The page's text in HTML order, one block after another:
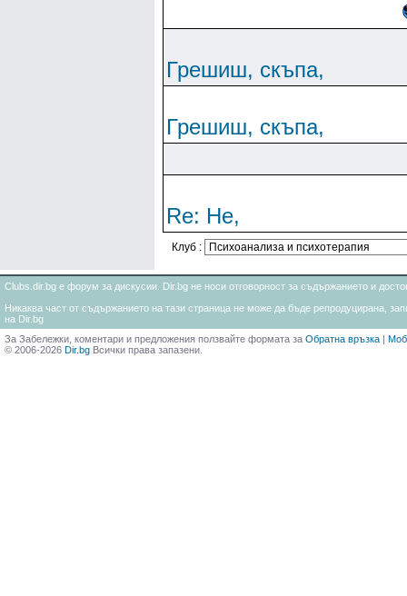
Грешиш, скъпа,
Грешиш, скъпа,
Re: Не,
Клуб :
Clubs.dir.bg е форум за дискусии. Dir.bg не носи отговорност за съдържанието и
Никаква част от съдържанието на тази страница не може да бъде репродуцирана,
на Dir.bg
За Забележки, коментари и предложения ползвайте формата за Обратна връзка |
© 2006-2026 Dir.bg Всички права запазени.